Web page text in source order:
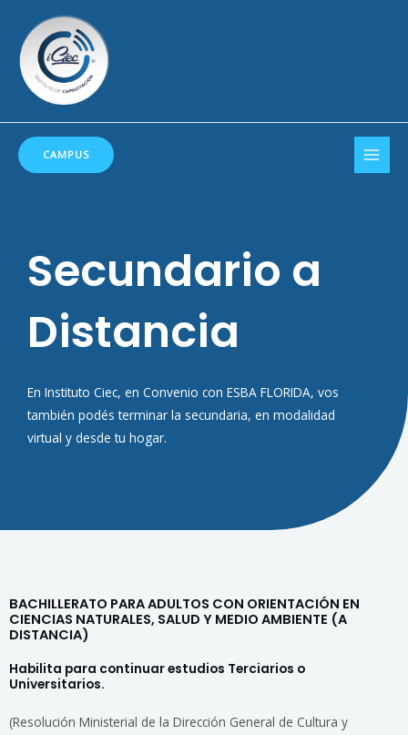
contenido
CAMPUS
Secundario a
Distancia
En Instituto Ciec, en Convenio con ESBA FLORIDA, vos
también podés terminar la secundaria, en modalidad
virtual y desde tu hogar.
BACHILLERATO PARA ADULTOS CON ORIENTACIÓN EN
CIENCIAS NATURALES, SALUD Y MEDIO AMBIENTE (A
DISTANCIA)
Habilita para continuar estudios Terciarios o
Universitarios.
(Resolución Ministerial de la Dirección General de Cultura y